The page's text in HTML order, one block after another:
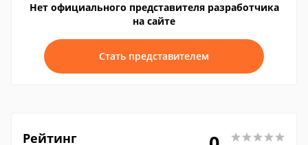
Нет официального представителя разработчика
на сайте
Стать представителем
Рейтинг